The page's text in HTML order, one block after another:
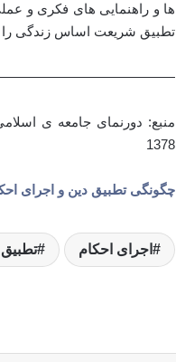
ها و راهنمایی های فکری و
تطبیق شریعت اساس زندگی را
منبع: دورنمای جامعه ی
1378
چگونگی تطبیق دین و اجرای
اجرای احکام